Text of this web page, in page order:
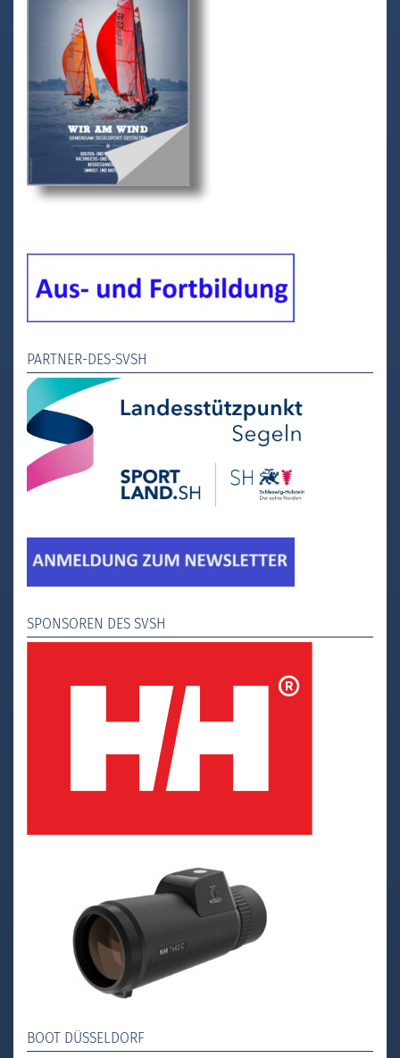
PARTNER-DES-SVSH
SPONSOREN DES SVSH
BOOT DÜSSELDORF